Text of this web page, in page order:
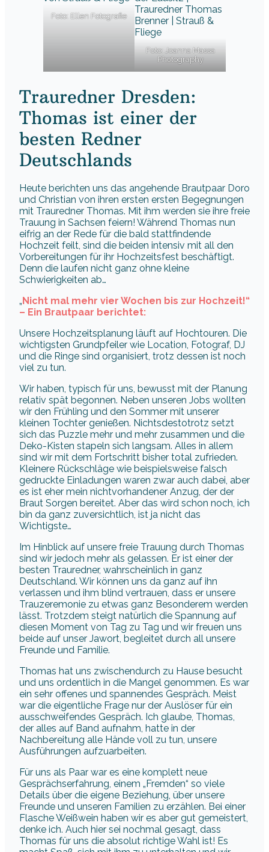
Foto: Ellen Fotografie
Foto: Joanna Massa
Photography
Trauredner Dresden:
Thomas ist einer der
besten Redner
Deutschlands
Heute berichten uns das angehende Brautpaar Doro
und Christian von ihren ersten ersten Begegnungen
mit Trauredner Thomas. Mit ihm werden sie ihre freie
Trauung in Sachsen feiern! Während Thomas nun
eifrig an der Rede für die bald stattfindende
Hochzeit feilt, sind die beiden intensiv mit all den
Vorbereitungen für ihr Hochzeitsfest beschäftigt.
Denn die laufen nicht ganz ohne kleine
Schwierigkeiten ab…
„Nicht mal mehr vier Wochen bis zur Hochzeit!“
– Ein Brautpaar berichtet:
Unsere Hochzeitsplanung läuft auf Hochtouren. Die
wichtigsten Grundpfeiler wie Location, Fotograf, DJ
und die Ringe sind organisiert, trotz dessen ist noch
viel zu tun.
Wir haben, typisch für uns, bewusst mit der Planung
relativ spät begonnen. Neben unseren Jobs wollten
wir den Frühling und den Sommer mit unserer
kleinen Tochter genießen. Nichtsdestotrotz setzt
sich das Puzzle mehr und mehr zusammen und die
Deko-Kisten stapeln sich langsam. Alles in allem
sind wir mit dem Fortschritt bisher total zufrieden.
Kleinere Rückschläge wie beispielsweise falsch
gedruckte Einladungen waren zwar auch dabei, aber
es ist eher mein nichtvorhandener Anzug, der der
Braut Sorgen bereitet. Aber das wird schon noch, ich
bin da ganz zuversichtlich, ist ja nicht das
Wichtigste…
Im Hinblick auf unsere freie Trauung durch Thomas
sind wir jedoch mehr als gelassen. Er ist einer der
besten Trauredner, wahrscheinlich in ganz
Deutschland. Wir können uns da ganz auf ihn
verlassen und ihm blind vertrauen, dass er unsere
Trauzeremonie zu etwas ganz Besonderem werden
lässt. Trotzdem steigt natürlich die Spannung auf
diesen Moment von Tag zu Tag und wir freuen uns
beide auf unser Jawort, begleitet durch all unsere
Freunde und Familie.
Thomas hat uns zwischendurch zu Hause besucht
und uns ordentlich in die Mangel genommen. Es war
ein sehr offenes und spannendes Gespräch. Meist
war die eigentliche Frage nur der Auslöser für ein
ausschweifendes Gespräch. Ich glaube, Thomas,
der alles auf Band aufnahm, hatte in der
Nachbereitung alle Hände voll zu tun, unsere
Ausführungen aufzuarbeiten.
Für uns als Paar war es eine komplett neue
Gesprächserfahrung, einem „Fremden“ so viele
Details über die eigene Beziehung, über unsere
Freunde und unseren Familien zu erzählen. Bei einer
Flasche Weißwein haben wir es aber gut gemeistert,
denke ich. Auch hier sei nochmal gesagt, dass
Thomas für uns die absolut richtige Wahl ist! Es